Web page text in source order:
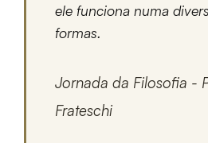
ele funciona numa
formas.
Jornada da Filosofia -
Frateschi